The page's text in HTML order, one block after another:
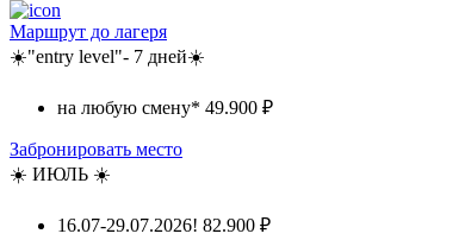
Маршрут до лагеря
☀️"entry level"- 7 дней☀️
на любую смену* 49.900 ₽
Забронировать место
☀️ ИЮЛЬ ☀️
16.07-29.07.2026! 82.900 ₽